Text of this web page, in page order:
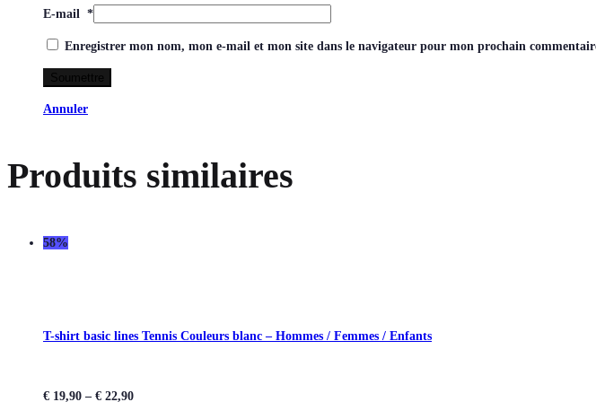
E-mail *
Enregistrer mon nom, mon e-mail et mon site dans le navigateur pour mon prochain
Annuler
Produits similaires
58%
T-shirt basic lines Tennis Couleurs blanc – Hommes / Femmes / Enfants
€ 19,90 – € 22,90